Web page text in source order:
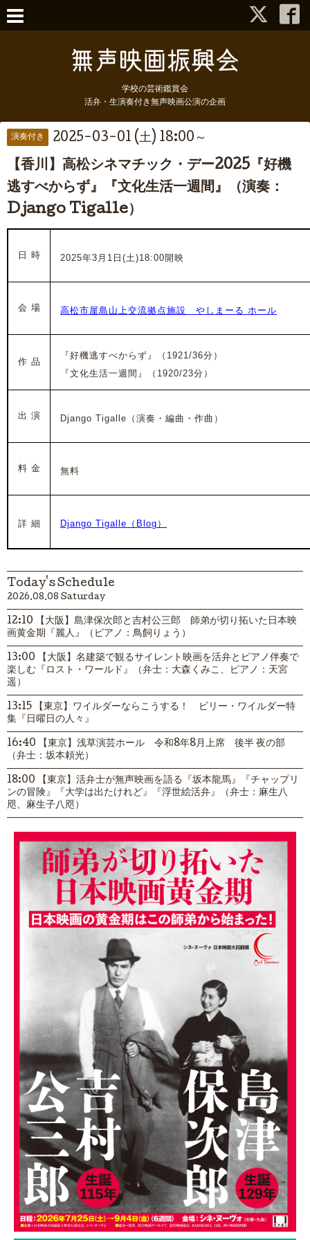
学校の芸術鑑賞会
活弁・生演奏付き無声映画公演の企画
演奏付き 2025-03-01 (土) 18:00～
【香川】高松シネマチック・デー2025『好機
逃すべからず』『文化生活一週間』（演奏：
Django Tigalle）
日 時 2025年3月1日(土)18:00開映
会 場 高松市屋島山上交流拠点施設 やしまーる ホール
作 品
『好機逃すべからず』（1921/36分）
『文化生活一週間』（1920/23分）
出 演 Django Tigalle（演奏・編曲・作曲 ）
料 金 無料
詳 細 Django Tigalle（Blog）
Today's Schedule
2026.08.08 Saturday
12:10 【大阪】島津保次郎と吉村公三郎 師弟が切り拓いた日本映
画黄金期『麗人』（ピアノ：鳥飼りょう）
13:00 【大阪】名建築で観るサイレント映画を活弁とピアノ伴奏で
楽しむ『ロスト・ワールド』（弁士：大森くみこ、ピアノ：天宮
遥）
13:15 【東京】ワイルダーならこうする！ ビリー・ワイルダー特
集『日曜日の人々』
16:40 【東京】浅草演芸ホール 令和8年8月上席 後半 夜の部
（弁士：坂本頼光）
18:00 【東京】活弁士が無声映画を語る『坂本龍馬』『チャップリ
ンの冒険』『大学は出たけれど』『浮世絵活弁』（弁士：麻生八
咫、麻生子八咫）